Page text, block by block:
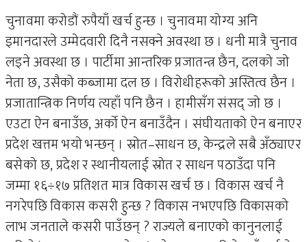
चुनावमा करोडौं रुपैयाँ खर्च हुन्छ । चुनावमा योग्य अनि
इमानदारले उम्मेदवारी दिनै नसक्ने अवस्था छ । धनी मात्रै चुनाव
लड्ने अवस्था छ । पार्टीमा आन्तरिक प्रजातन्त्र छैन, दलको जो
नेता छ, उसैको कब्जामा दल छ । विरोधीहरूको अस्तित्व छैन ।
प्रजातान्त्रिक निर्णय त्यहाँ पनि छैन । हामीसँग संसद् जो छ ।
एउटा ऐन बनाउँछ, अर्को ऐन बनाउँदैन । संघीयताको ऐन बनाएर
प्रदेश खत्तम भयो भन्छन् । स्रोत–साधन छ, केन्द्रले सबै अँठ्याएर
बसेको छ, प्रदेश र स्थानीयलाई स्रोत र साधन पठाउँदा पनि
जम्मा १६÷१७ प्रतिशत मात्र विकास खर्च छ । विकास खर्च नै
नगरेपछि विकास कसरी हुन्छ ? विकास नभएपछि विकासको
लाभ जनताले कसरी पाउँछन् ? राज्यले बनाएको कानुनलाई